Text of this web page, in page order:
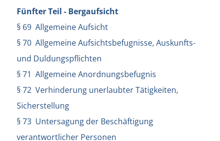
Fünfter Teil - Bergaufsicht
§ 69 Allgemeine Aufsicht
§ 70 Allgemeine Aufsichtsbefugnisse, Auskunfts-
und Duldungspflichten
§ 71 Allgemeine Anordnungsbefugnis
§ 72 Verhinderung unerlaubter Tätigkeiten,
Sicherstellung
§ 73 Untersagung der Beschäftigung
verantwortlicher Personen